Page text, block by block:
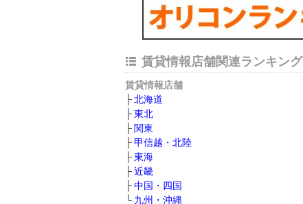
賃貸情報店舗関連ランキング
賃貸情報店舗
北海道
東北
関東
甲信越・北陸
東海
近畿
中国・四国
九州・沖縄